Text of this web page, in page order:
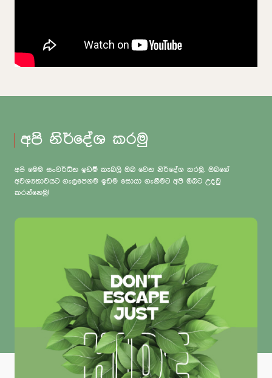
අපි නිර්දේශ කරමු
අපි මෙම සංවර්ධිත ඉඩම් කැබලි ඔබ වෙත නිර්දේශ කරමු. ඔබගේ
අවශ්‍යතාවයට ගැලපෙනම ඉඩම සොයා ගැනීමට අපි ඔබට උදවු
කරන්නෙමු!